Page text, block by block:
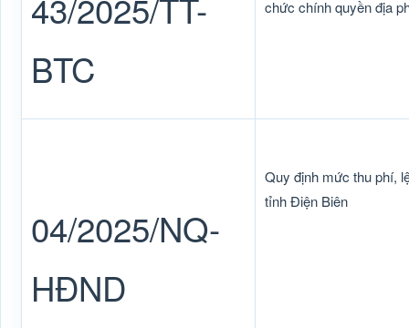
BTC
chức chính quyền địa
04/2025/NQ-
HĐND
Quy định mức thu phí,
tỉnh Điện Biên